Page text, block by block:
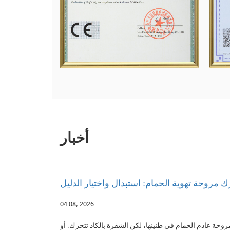
أخبار
محرك مروحة
تبدأ مروحة عادم
محرك الدفع المباشر في الغسالة وكيف
تعرف عندما يتعطل
28 07, 2026